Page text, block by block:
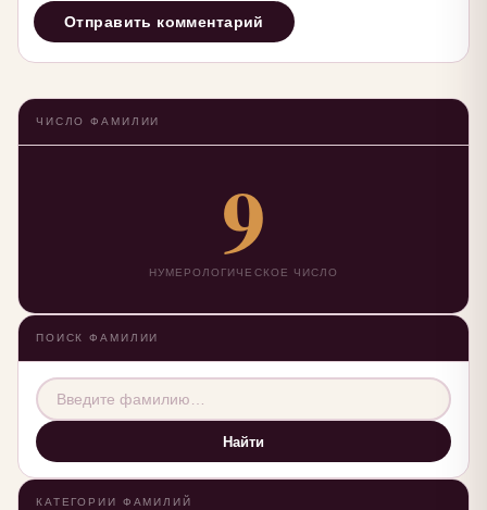
ЧИСЛО ФАМИЛИИ
9
НУМЕРОЛОГИЧЕСКОЕ ЧИСЛО
ПОИСК ФАМИЛИИ
Найти
КАТЕГОРИИ ФАМИЛИЙ